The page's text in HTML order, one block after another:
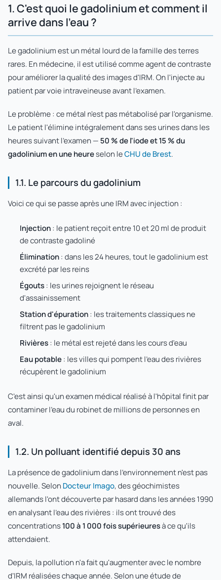
1. C'est quoi le gadolinium et comment il
arrive dans l'eau ?
Le gadolinium est un métal lourd de la famille des terres
rares. En médecine, il est utilisé comme agent de contraste
pour améliorer la qualité des images d'IRM. On l'injecte au
patient par voie intraveineuse avant l'examen.
Le problème : ce métal n'est pas métabolisé par l'organisme.
Le patient l'élimine intégralement dans ses urines dans les
heures suivant l'examen — 50 % de l'iode et 15 % du
gadolinium en une heureselon leCHU de Brest.
1.1. Le parcours du gadolinium
Voici ce qui se passe après une IRM avec injection :
Injection: le patient reçoit entre 10 et 20 ml de produit
de contraste gadoliné
Élimination: dans les 24 heures, tout le gadolinium est
excrété par les reins
Égouts: les urines rejoignent le réseau
d'assainissement
Station d'épuration: les traitements classiques ne
filtrent pas le gadolinium
Rivières: le métal est rejeté dans les cours d'eau
Eau potable: les villes qui pompent l'eau des rivières
récupèrent le gadolinium
C'est ainsi qu'un examen médical réalisé à l'hôpital finit par
contaminer l'eau du robinet de millions de personnes en
aval.
1.2. Un polluant identifié depuis 30 ans
La présence de gadolinium dans l'environnement n'est pas
nouvelle. SelonDocteur Imago, des géochimistes
allemands l'ont découverte par hasard dans les années 1990
en analysant l'eau des rivières : ils ont trouvé des
concentrations100 à 1 000 fois supérieuresà ce qu'ils
attendaient.
Depuis, la pollution n'a fait qu'augmenter avec le nombre
d'IRM réalisées chaque année. Selon une étude de